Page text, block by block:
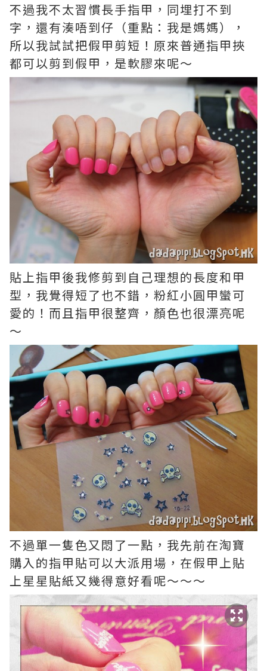
不過我不太習慣長手指甲，同埋打不到
字，還有湊唔到仔（重點：我是媽媽），
所以我試試把假甲剪短！原來普通指甲挾
都可以剪到假甲，是軟膠來呢～
貼上指甲後我修剪到自己理想的長度和甲
型，我覺得短了也不錯，粉紅小圓甲蠻可
愛的！而且指甲很整齊，顏色也很漂亮呢
～
不過單一隻色又悶了一點，我先前在淘寶
購入的指甲貼可以大派用場，在假甲上貼
上星星貼紙又幾得意好看呢～～～